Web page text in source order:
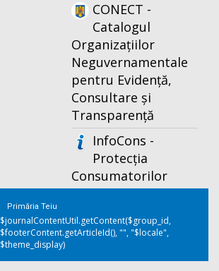
CONECT -
Catalogul
Organizațiilor
Neguvernamentale
pentru Evidență,
Consultare și
Transparență
InfoCons -
Protecția
Consumatorilor
Primăria Teiu
$journalContentUtil.getContent($group_id,
$footerContent.getArticleId(), "", "$locale",
$theme_display)